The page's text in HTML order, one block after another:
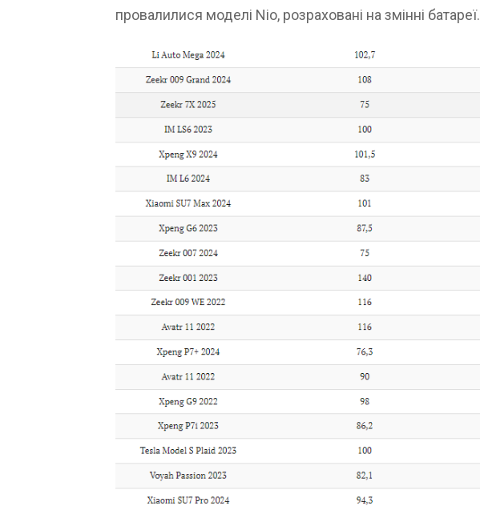
провалилися моделі Nio, розраховані на змінні батареї.